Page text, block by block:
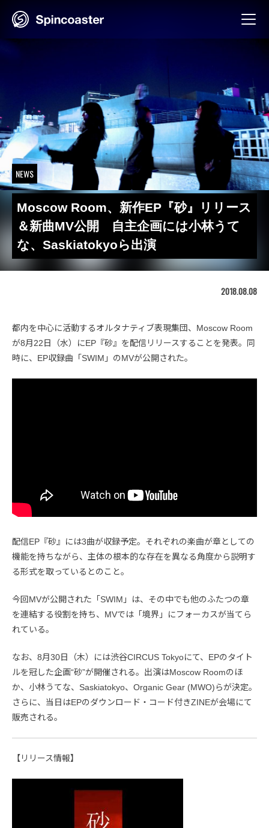
NEWS
Moscow Room、新作EP『砂』リリース
＆新曲MV公開 自主企画には小林うて
な、Saskiatokyoら出演
2018.08.08
都内を中心に活動するオルタナティブ表現集団、Moscow Room
が8月22日（水）にEP『砂』を配信リリースすることを発表。同
時に、EP収録曲「SWIM」のMVが公開された。
配信EP『砂』には3曲が収録予定。それぞれの楽曲が章としての
機能を持ちながら、主体の根本的な存在を異なる角度から説明す
る形式を取っているとのこと。
今回MVが公開された「SWIM」は、その中でも他のふたつの章
を連結する役割を持ち、MVでは「境界」にフォーカスが当てら
れている。
なお、8月30日（木）には渋谷CIRCUS Tokyoにて、EPのタイト
ルを冠した企画“砂”が開催される。出演はMoscow Roomのほ
か、小林うてな、Saskiatokyo、Organic Gear (MWO)らが決定。
さらに、当日はEPのダウンロード・コード付きZINEが会場にて
販売される。
【リリース情報】